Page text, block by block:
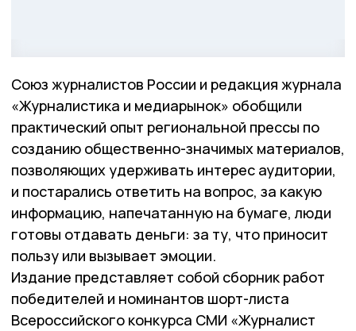
Союз журналистов России и редакция журнала
«Журналистика и медиарынок» обобщили
практический опыт региональной прессы по
созданию общественно-значимых материалов,
позволяющих удерживать интерес аудитории,
и постарались ответить на вопрос, за какую
информацию, напечатанную на бумаге, люди
готовы отдавать деньги: за ту, что приносит
пользу или вызывает эмоции.
Издание представляет собой сборник работ
победителей и номинантов шорт-листа
Всероссийского конкурса СМИ «Журналист